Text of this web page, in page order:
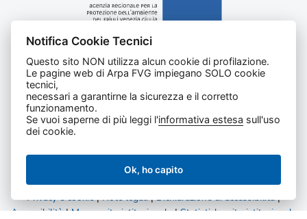
Agenzia regionale per la protezione dell’ambiente del
Friuli Venezia Giulia
C.F. e P. IVA 02096520305
Tel 0432 1918111
Privacy e cookie|Note legali|Dichiarazione di accessibilità|
Accessibilità|Mappa sito istituzionale|Statistiche sito istituzionale
Notifica Cookie Tecnici
Questo sito NON utilizza alcun cookie di profilazione.
Le pagine web di Arpa FVG impiegano SOLO cookie
tecnici,
necessari a garantirne la sicurezza e il corretto
funzionamento.
Se vuoi saperne di più leggi l'informativa estesa sull'uso
dei cookie.
Ok, ho capito